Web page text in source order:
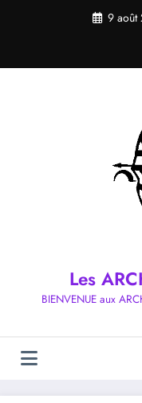
9 août
Les
BIENVENUE aux